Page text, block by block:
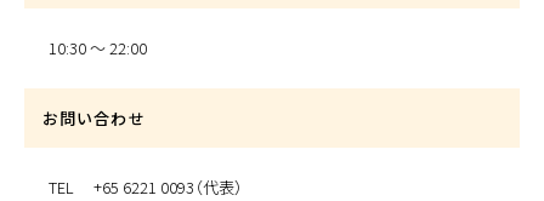
10:30 〜 22:00
お問い合わせ
TEL +65 6221 0093（代表）